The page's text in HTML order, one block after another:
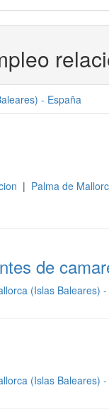
) - España
| Palma de
de
(Islas Baleares)
(Islas Baleares)